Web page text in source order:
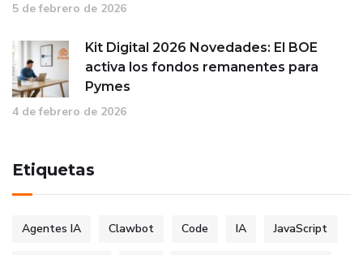
5 de febrero de 2026
Kit Digital 2026 Novedades: El BOE
activa los fondos remanentes para
Pymes
4 de febrero de 2026
Etiquetas
Agentes IA Clawbot Code IA JavaScript